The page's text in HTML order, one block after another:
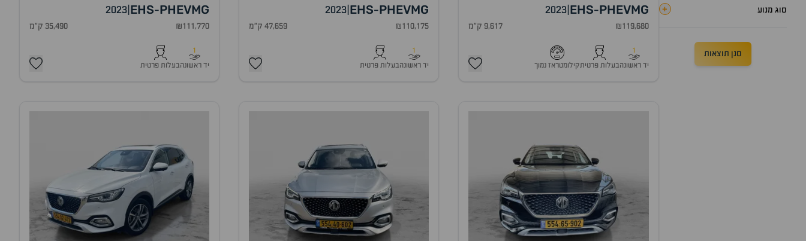
סוג מנוע +
סנן תוצאות
MG
EHS-PHEV
|
2023
₪119,680 9,617 ק"מ
1
יד ראשונהבעלות פרטיתקילומטראז נמוך
MG
EHS-PHEV
2023
₪110,175 47,659 ק"מ
1
יד ראשונהבעלות פרטית
MG
EHS-PHEV
2023
₪111,770 35,490 ק"מ
1
יד ראשונהבעלות פרטית